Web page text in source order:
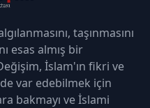
taşınmasını
esas almış bir
İslam'ın fikri ve
var edebilmek için
bakmayı ve İslami